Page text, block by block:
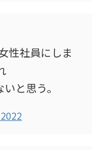
性社員にしま
と思う。